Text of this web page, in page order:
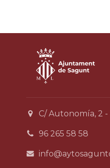
C/ Autonomía, 2
96 265 58 58